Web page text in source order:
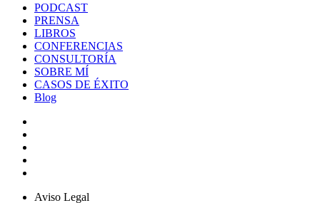
PODCAST
PRENSA
LIBROS
CONFERENCIAS
CONSULTORÍA
SOBRE MÍ
CASOS DE ÉXITO
Blog
Aviso Legal